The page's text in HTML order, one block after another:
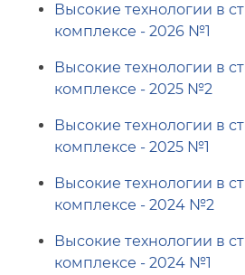
Образец написания статьи
Архив выпусков
Высокие технологии в
комплексе - 2026 №1
Высокие технологии в
комплексе - 2025 №2
Высокие технологии в
комплексе - 2025 №1
Высокие технологии в
комплексе - 2024 №2
Высокие технологии в
комплексе - 2024 №1